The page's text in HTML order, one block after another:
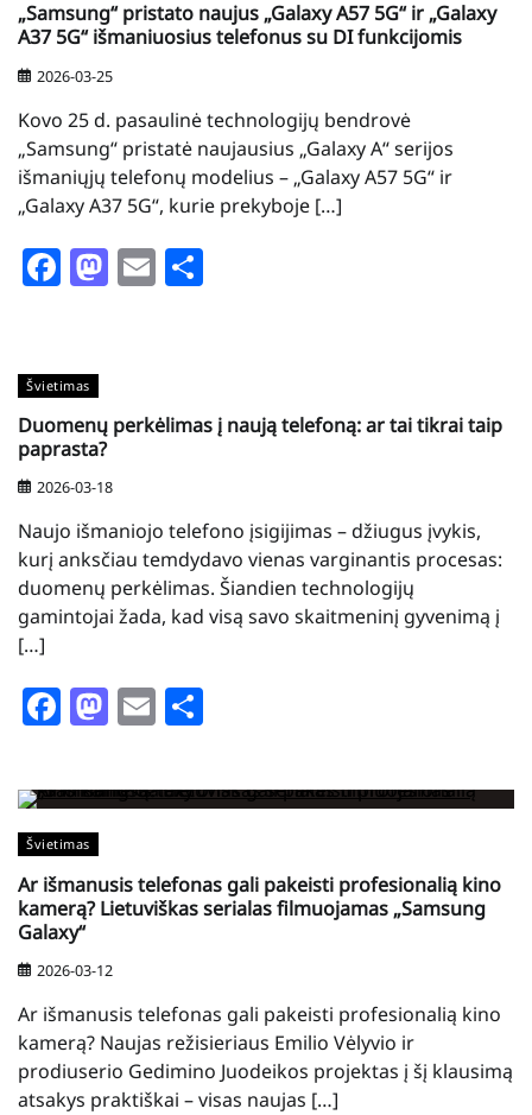
„Samsung“ pristato naujus „Galaxy A57 5G“ ir „Galaxy
A37 5G“ išmaniuosius telefonus su DI funkcijomis
2026-03-25
Kovo 25 d. pasaulinė technologijų bendrovė
„Samsung“ pristatė naujausius „Galaxy A“ serijos
išmaniųjų telefonų modelius – „Galaxy A57 5G“ ir
„Galaxy A37 5G“, kurie prekyboje […]
Facebook
Mastodon
Email
Švietimas
Duomenų perkėlimas į naują telefoną: ar tai tikrai taip
paprasta?
2026-03-18
Naujo išmaniojo telefono įsigijimas – džiugus įvykis,
kurį anksčiau temdydavo vienas varginantis procesas:
duomenų perkėlimas. Šiandien technologijų
gamintojai žada, kad visą savo skaitmeninį gyvenimą į
[…]
Facebook
Mastodon
Email
Švietimas
Ar išmanusis telefonas gali pakeisti profesionalią kino
kamerą? Lietuviškas serialas filmuojamas „Samsung
Galaxy“
2026-03-12
Ar išmanusis telefonas gali pakeisti profesionalią kino
kamerą? Naujas režisieriaus Emilio Vėlyvio ir
prodiuserio Gedimino Juodeikos projektas į šį klausimą
atsakys praktiškai – visas naujas […]